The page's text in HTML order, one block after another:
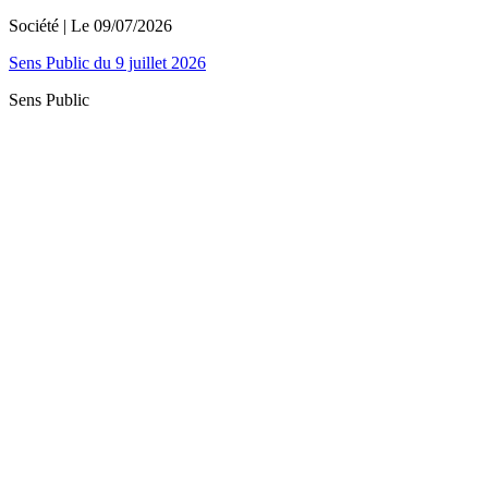
Société | Le 09/07/2026
Sens Public du 9 juillet 2026
Sens Public